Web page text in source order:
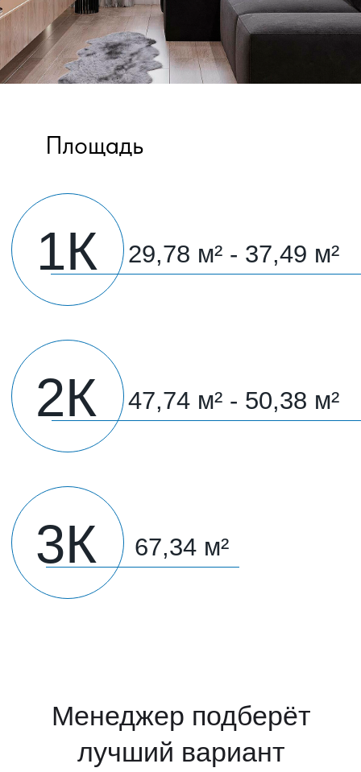
Проекты
+7 861 213-95-11
+7 800 101-21-11
Способы покупки
О компании
Ипотека
Материнский капитал
Военная ипотека
Ипотечный калькулятор
Квартиры с
Акции
Паркинг
Коммерция
Завершённые проекты
Этапы строительства
ЖК «ИМПЕРАТОР»
ЖК «ПРИМА»
Квартиры